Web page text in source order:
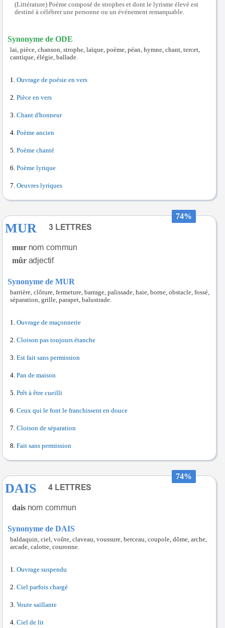
(Littérature) Poème composé de strophes et dont le lyrisme élevé est
destiné à célébrer une personne ou un événement remarquable.
Synonyme de ODE
lai, pièce, chanson, strophe, laïque, poème, péan, hymne, chant, tercet,
cantique, élégie, ballade.
Ouvrage de poésie en vers
Pièce en vers
Chant d'honneur
Poème ancien
Poème chanté
Poème lyrique
Oeuvres lyriques
74%
MUR
mur
mûr
Synonyme de MUR
barrière, clôture, fermeture, barrage, palissade, haie, borne, obstacle, fossé,
séparation, grille, parapet, balustrade.
Ouvrage de maçonnerie
Cloison pas toujours étanche
Est fait sans permission
Pan de maison
Prêt à être cueilli
Ceux qui le font le franchissent en douce
Cloison de séparation
Fait sans permission
74%
DAIS
dais
Synonyme de DAIS
baldaquin, ciel, voûte, claveau, voussure, berceau, coupole, dôme, arche,
arcade, calotte, couronne.
Ouvrage suspendu
Ciel parfois chargé
Voute saillante
Ciel de lit